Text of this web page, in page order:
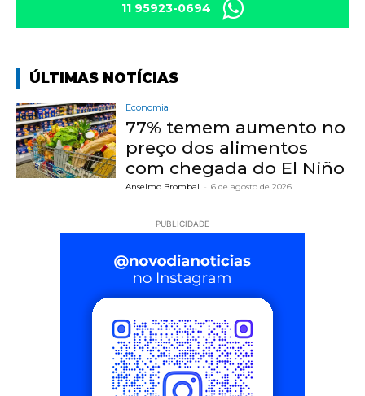
11 95923-0694
ÚLTIMAS NOTÍCIAS
Economia
77% temem aumento no
preço dos alimentos
com chegada do El Niño
Anselmo Brombal - 6 de agosto de 2026
PUBLICIDADE